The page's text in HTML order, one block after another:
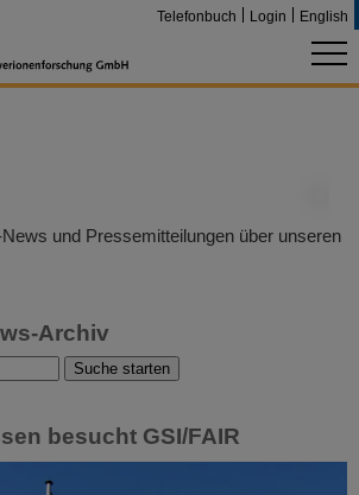
Telefonbuch Login English
und Pressemitteilungen über unseren
Archiv
besucht GSI/FAIR